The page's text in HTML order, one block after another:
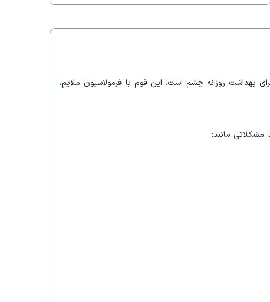
بهداشت روزانه چشم است. این فوم با فرمولاسیون ملایم،
مانند: